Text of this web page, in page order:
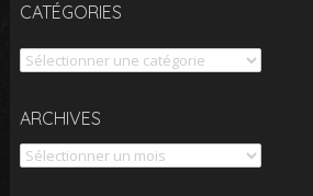
CATÉGORIES
Catégories
ARCHIVES
Archives